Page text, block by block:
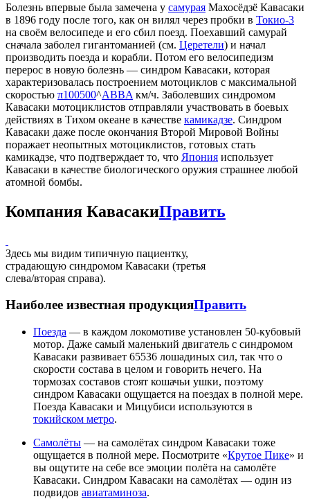
Болезнь впервые была замечена у самурая Махосёдзё Кавасаки
в 1896 году после того, как он вилял через пробки в Токио-3
на своём велосипеде и его сбил поезд. Поехавший самурай
сначала заболел гигантоманией (см. Церетели) и начал
производить поезда и корабли. Потом его велосипедизм
перерос в новую болезнь — синдром Кавасаки, которая
характеризовалась построением мотоциклов с максимальной
скоростью π100500^ABBA км/ч. Заболевших синдромом
Кавасаки мотоциклистов отправляли участвовать в боевых
действиях в Тихом океане в качестве камикадзе. Синдром
Кавасаки даже после окончания Второй Мировой Войны
поражает неопытных мотоциклистов, готовых стать
камикадзе, что подтверждает то, что Япония использует
Кавасаки в качестве биологического оружия страшнее любой
атомной бомбы.
Компания КавасакиПравить
Здесь мы видим типичную пациентку,
страдающую синдромом Кавасаки (третья
слева/вторая справа).
Наиболее известная продукцияПравить
Поезда — в каждом локомотиве установлен 50-кубовый
мотор. Даже самый маленький двигатель с синдромом
Кавасаки развивает 65536 лошадиных сил, так что о
скорости состава в целом и говорить нечего. На
тормозах составов стоят кошачьи ушки, поэтому
синдром Кавасаки ощущается на поездах в полной мере.
Поезда Кавасаки и Мицубиси используются в
токийском метро.
Самолёты — на самолётах синдром Кавасаки тоже
ощущается в полной мере. Посмотрите «Крутое Пике» и
вы ощутите на себе все эмоции полёта на самолёте
Кавасаки. Синдром Кавасаки на самолётах — один из
подвидов авиатаминоза.